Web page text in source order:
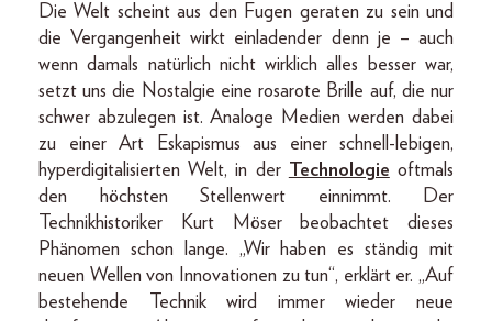
Die Welt scheint aus den Fugen geraten zu sein und
die Vergangenheit wirkt einladender denn je – auch
wenn damals natürlich nicht wirklich alles besser war,
setzt uns die Nostalgie eine rosarote Brille auf, die nur
schwer abzulegen ist. Analoge Medien werden dabei
zu einer Art Eskapismus aus einer schnell-lebigen,
hyperdigitalisierten Welt, in der Technologie oftmals
den höchsten Stellenwert einnimmt. Der
Technikhistoriker Kurt Möser beobachtet dieses
Phänomen schon lange. „Wir haben es ständig mit
neuen Wellen von Innovationen zu tun“, erklärt er. „Auf
bestehende Technik wird immer wieder neue